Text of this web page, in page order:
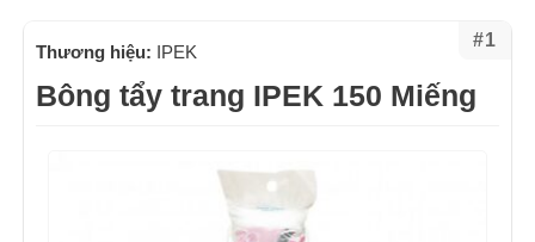
#1
Thương hiệu: IPEK
Bông tẩy trang IPEK 150 Miếng